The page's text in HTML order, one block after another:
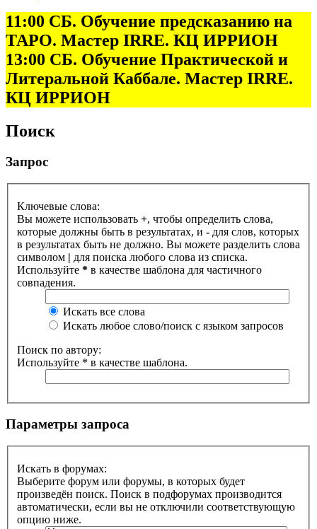
11:00 СБ. Обучение предсказанию на
ТАРО. Мастер IRRE. КЦ ИРРИОН
13:00 СБ. Обучение Практической и
Литеральной Каббале. Мастер IRRE.
КЦ ИРРИОН
Поиск
Запрос
Ключевые слова:
Вы можете использовать +, чтобы определить слова,
которые должны быть в результатах, и - для слов, которых
в результатах быть не должно. Вы можете разделить слова
символом | для поиска любого слова из списка.
Используйте * в качестве шаблона для частичного
совпадения.
Искать все слова
Искать любое слово/поиск с языком запросов
Поиск по автору:
Используйте * в качестве шаблона.
Параметры запроса
Искать в форумах:
Выберите форум или форумы, в которых будет
произведён поиск. Поиск в подфорумах производится
автоматически, если вы не отключили соответствующую
опцию ниже.